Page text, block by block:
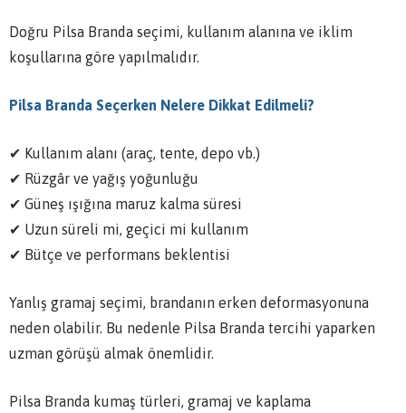
Doğru Pilsa Branda seçimi, kullanım alanına ve iklim
koşullarına göre yapılmalıdır.
Pilsa Branda Seçerken Nelere Dikkat Edilmeli?
✔ Kullanım alanı (araç, tente, depo vb.)
✔ Rüzgâr ve yağış yoğunluğu
✔ Güneş ışığına maruz kalma süresi
✔ Uzun süreli mi, geçici mi kullanım
✔ Bütçe ve performans beklentisi
Yanlış gramaj seçimi, brandanın erken deformasyonuna
neden olabilir. Bu nedenle Pilsa Branda tercihi yaparken
uzman görüşü almak önemlidir.
Pilsa Branda kumaş türleri, gramaj ve kaplama